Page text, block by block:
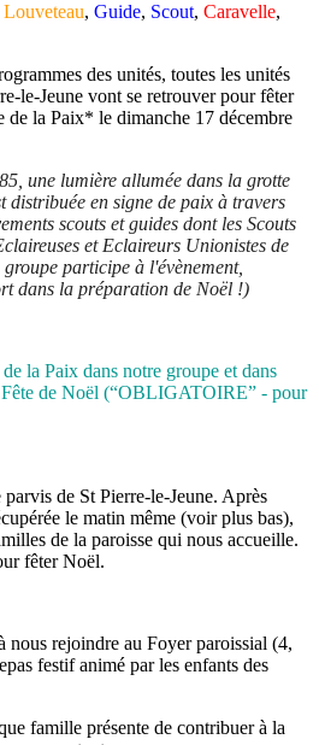
Louveteau, Guide, Scout, Caravelle,
des unités, toutes les unités
le-Jeune vont se retrouver pour fêter
la Paix* le dimanche 17 décembre
une lumière allumée dans la grotte
distribuée en signe de paix à travers
scouts et guides dont les Scouts
et Eclaireurs Unionistes de
participe à l'évènement,
dans la préparation de Noël !)
la Paix dans notre groupe et dans
Fête de Noël (“OBLIGATOIRE” - pour
de St Pierre-le-Jeune. Après
le matin même (voir plus bas),
de la paroisse qui nous accueille.
fêter Noël.
nous rejoindre au Foyer paroissial (4,
festif animé par les enfants des
famille présente de contribuer à la